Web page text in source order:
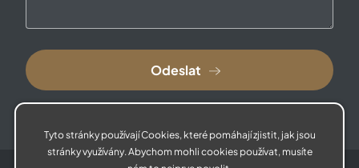
Tyto stránky používají Cookies, které pomáhají zjistit, jak jsou
stránky využívány. Abychom mohli cookies používat, musíte
Odeslat